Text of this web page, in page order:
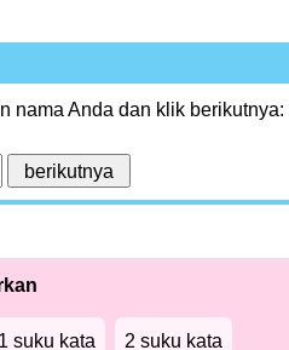
nama Anda dan klik berikutnya:
1 suku kata 2 suku kata